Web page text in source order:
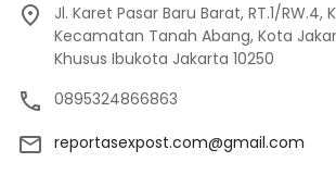
Jl. Karet Pasar Baru Barat, RT.1/RW.4,
Kecamatan Tanah Abang, Kota
Khusus Ibukota Jakarta 10250
0895324866863
reportasexpost.com@gmail.com